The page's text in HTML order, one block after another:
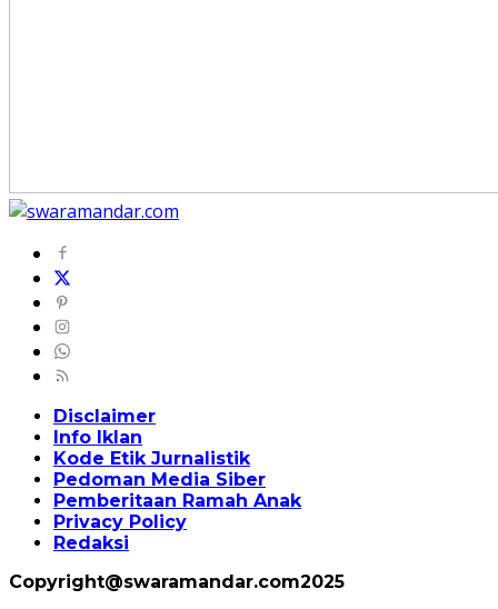
Disclaimer
Info Iklan
Kode Etik Jurnalistik
Pedoman Media Siber
Pemberitaan Ramah Anak
Privacy Policy
Redaksi
Copyright@swaramandar.com2025